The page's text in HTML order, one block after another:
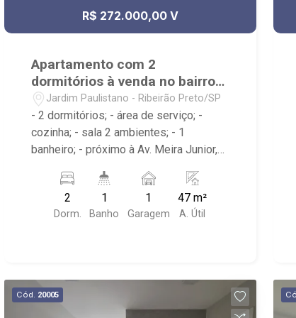
R$ 272.000,00 V
Apartamento com 2
dormitórios à venda no bairro
Jardim Paulistano
Jardim Paulistano - Ribeirão Preto/SP
- 2 dormitórios; - área de serviço; -
cozinha; - sala 2 ambientes; - 1
banheiro; - próximo à Av. Meira Junior,
com portaria 24h, piscinas, academia,
quadra de esportes, playground,
churrasqueira, pet place entre outros
2
Dorm.
1
Banho
1
Garagem
47 m²
A. Útil
Cód. 20005